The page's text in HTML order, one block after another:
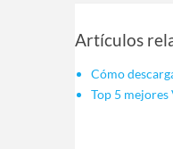
Artículos
Cómo
Top 5